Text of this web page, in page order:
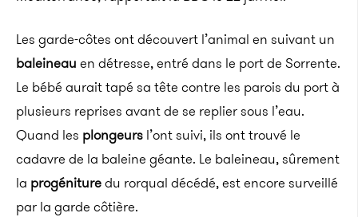
Les garde-côtes ont découvert l’animal en suivant un
baleineau en détresse, entré dans le port de Sorrente.
Le bébé aurait tapé sa tête contre les parois du port à
plusieurs reprises avant de se replier sous l’eau.
Quand les plongeurs l’ont suivi, ils ont trouvé le
cadavre de la baleine géante. Le baleineau, sûrement
la progénituredu rorqual décédé, est encore surveillé
par la garde côtière.